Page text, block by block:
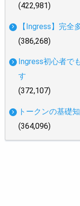
(422,981)
【Ingress】完全
(386,268)
Ingress初心者で
す
(372,107)
トークンの基礎
(364,096)